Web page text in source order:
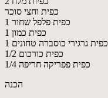
כפית וחצי סוכר
1 כפית פלפל שחור
1 כפית כמון
1 כפית גרגירי כוסברה טחונים
1/2 כפית כורכום
1/4 כפית פפריקה חריפה
הכנה